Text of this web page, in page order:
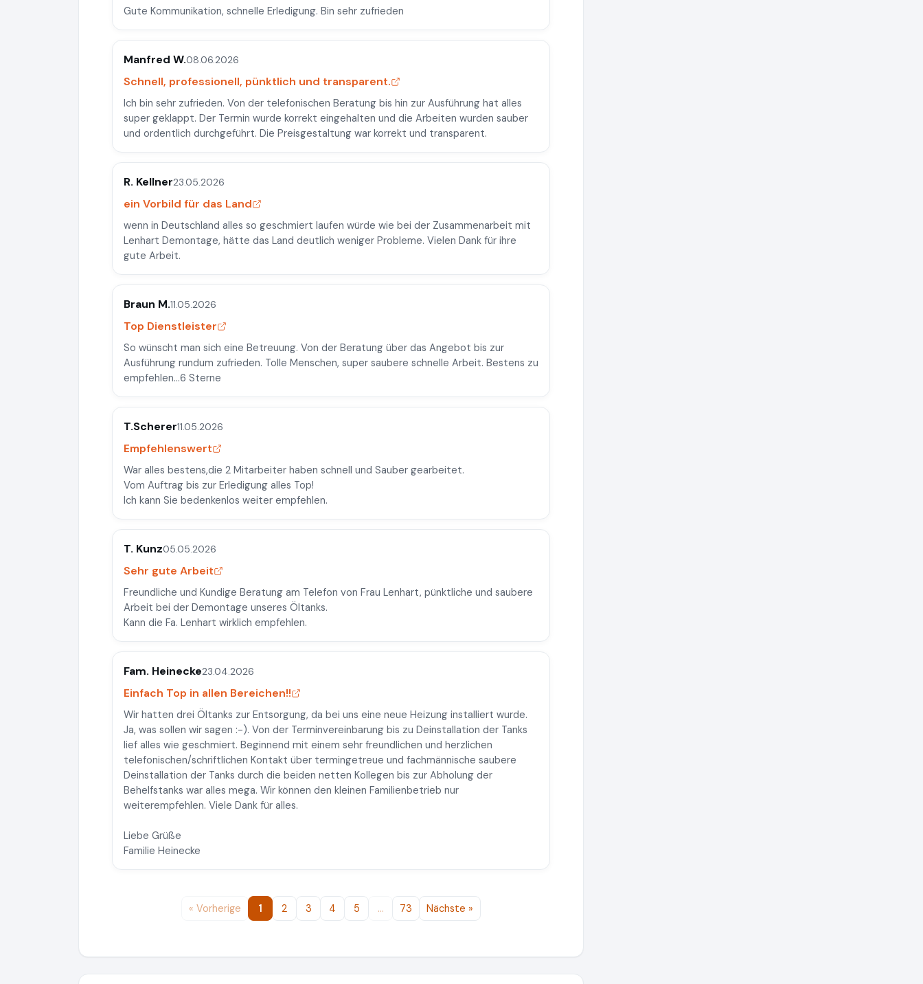
Gute Kommunikation, schnelle Erledigung. Bin sehr zufrieden
Manfred W.08.06.2026
Schnell, professionell, pünktlich und transparent.
Ich bin sehr zufrieden. Von der telefonischen Beratung bis hin zur Ausführung hat alles
super geklappt. Der Termin wurde korrekt eingehalten und die Arbeiten wurden sauber
und ordentlich durchgeführt. Die Preisgestaltung war korrekt und transparent.
R. Kellner23.05.2026
ein Vorbild für das Land
wenn in Deutschland alles so geschmiert laufen würde wie bei der Zusammenarbeit mit
Lenhart Demontage, hätte das Land deutlich weniger Probleme. Vielen Dank für ihre
gute Arbeit.
Braun M.11.05.2026
Top Dienstleister
So wünscht man sich eine Betreuung. Von der Beratung über das Angebot bis zur
Ausführung rundum zufrieden. Tolle Menschen, super saubere schnelle Arbeit. Bestens zu
empfehlen...6 Sterne
T.Scherer11.05.2026
Empfehlenswert
War alles bestens,die 2 Mitarbeiter haben schnell und Sauber gearbeitet.
Vom Auftrag bis zur Erledigung alles Top!
Ich kann Sie bedenkenlos weiter empfehlen.
T. Kunz05.05.2026
Sehr gute Arbeit
Freundliche und Kundige Beratung am Telefon von Frau Lenhart, pünktliche und saubere
Arbeit bei der Demontage unseres Öltanks.
Kann die Fa. Lenhart wirklich empfehlen.
Fam. Heinecke23.04.2026
Einfach Top in allen Bereichen!!
Wir hatten drei Öltanks zur Entsorgung, da bei uns eine neue Heizung installiert wurde.
Ja, was sollen wir sagen :-). Von der Terminvereinbarung bis zu Deinstallation der Tanks
lief alles wie geschmiert. Beginnend mit einem sehr freundlichen und herzlichen
telefonischen/schriftlichen Kontakt über termingetreue und fachmännische saubere
Deinstallation der Tanks durch die beiden netten Kollegen bis zur Abholung der
Behelfstanks war alles mega. Wir können den kleinen Familienbetrieb nur
weiterempfehlen. Viele Dank für alles.
Liebe Grüße
Familie Heinecke
« Vorherige 1 2 3 4 5 … 73 Nächste »